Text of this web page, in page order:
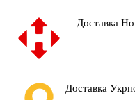
Доставка
Доставка